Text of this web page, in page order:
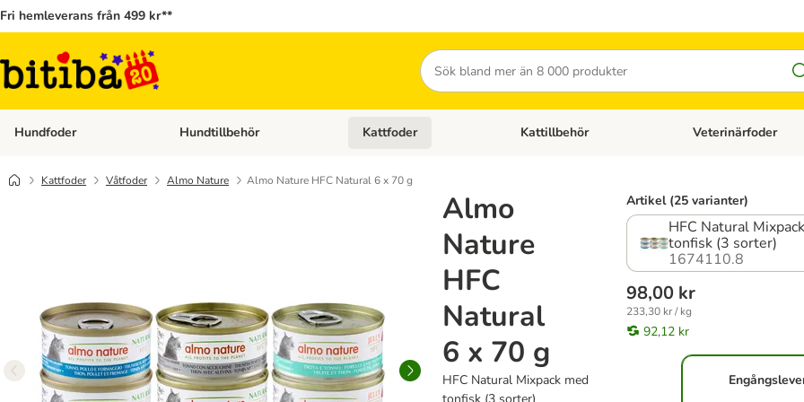
Fri hemleverans från 499 kr**
Sök
Hundfoder Open category menu: Hundfoder
Hundtillbehör Open category menu: Hundtillbehör
Kattfoder Open category menu: Kattfoder
Kattillbehör Open category menu:
Veterinärfoder
Kattfoder Våtfoder Almo Nature Almo Nature HFC Natural 6 x 70 g
Almo
Nature
HFC
Natural
6 x 70 g
HFC Natural Mixpack med
Artikel (25 varianter)
HFC Natural
tonfisk (3 sorter)
1674110.8
98,00 kr
233,30 kr / kg
92,12 kr